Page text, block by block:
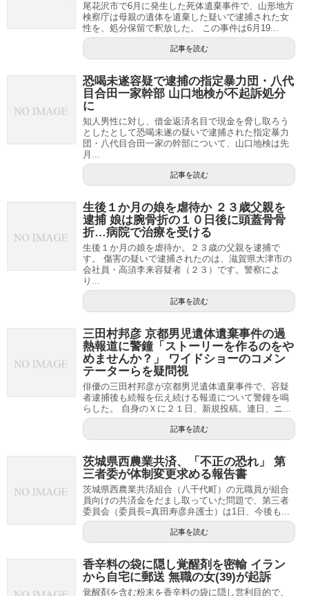
尾花沢市で6月に発生した死体遺棄事件で、山形地方
検察庁は母親の遺体を遺棄した疑いで逮捕された女
性を、処分保留で釈放した。 この事件は6月19...
記事を読む
恐喝未遂容疑で逮捕の指定暴力団・八代
目合田一家幹部 山口地検が不起訴処分
に
知人男性に対し、借金返済名目で現金を脅し取ろう
としたとして恐喝未遂の疑いで逮捕された指定暴力
団・八代目合田一家の幹部について、山口地検は先
月...
記事を読む
生後１か月の娘を虐待か ２３歳父親を
逮捕 娘は腕骨折の１０日後に頭蓋骨骨
折…病院で治療を受ける
生後１か月の娘を虐待か。２３歳の父親を逮捕で
す。 傷害の疑いで逮捕されたのは、滋賀県大津市の
会社員・高須李来容疑者（２３）です。警察によ
り...
記事を読む
三田村邦彦 京都男児遺体遺棄事件の過
熱報道に警鐘「ストーリーを作るのをや
めませんか？」 ワイドショーのコメン
テーターらを疑問視
俳優の三田村邦彦が京都男児遺体遺棄事件で、容疑
者逮捕後も続報を伝え続ける報道について警鐘を鳴
らした。 自身のＸに２１日、新規投稿。連日、ニ...
記事を読む
茨城県西農業共済、「不正の恐れ」 第
三者委が体制変更求める報告書
茨城県西農業共済組合（八千代町）の元職員が組合
員向けの共済金をだまし取っていた問題で、第三者
委員会（委員長=真田寿彦弁護士）は1日、今後も...
記事を読む
香辛料の袋に隠し覚醒剤を密輸 イラン
から自宅に郵送 無職の女(39)が起訴
覚醒剤を含む粉末を香辛料の袋に隠し営利目的で、